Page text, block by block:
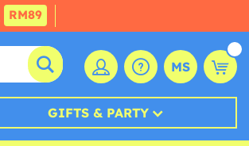
RM89
MS
GIFTS & PARTY